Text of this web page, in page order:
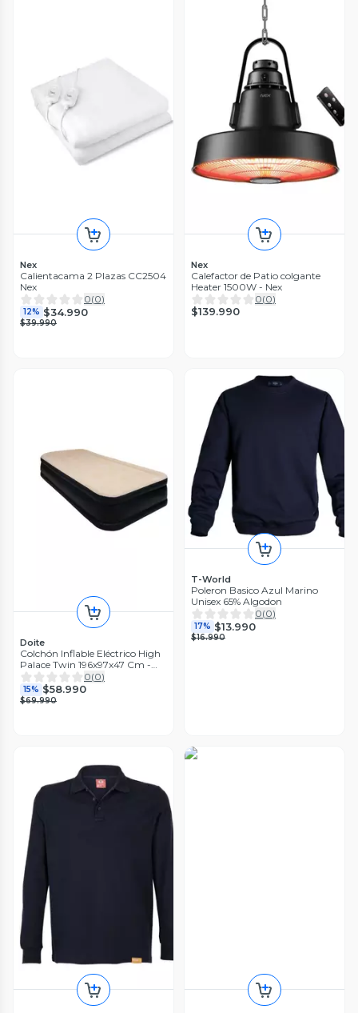
Nex
Calientacama 2 Plazas CC2504
Nex
0(0)
12% $34.990
$39.990
Nex
Calefactor de Patio colgante
Heater 1500W - Nex
0(0)
$139.990
Doite
Colchón Inflable Eléctrico High
Palace Twin 196x97x47 Cm -
Doite
0(0)
15% $58.990
$69.990
T-World
Poleron Basico Azul Marino
Unisex 65% Algodon
0(0)
17% $13.990
$16.990